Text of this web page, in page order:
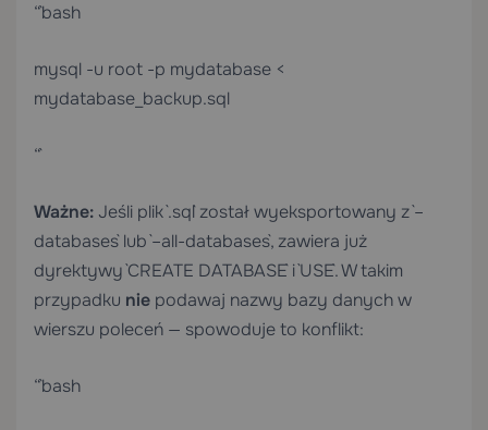
“`bash
mysql -u root -p mydatabase <
mydatabase_backup.sql
“`
Ważne: Jeśli plik `.sql` został wyeksportowany z `–
databases` lub `–all-databases`, zawiera już
dyrektywy `CREATE DATABASE` i `USE`. W takim
przypadku nie podawaj nazwy bazy danych w
wierszu poleceń — spowoduje to konflikt:
“`bash